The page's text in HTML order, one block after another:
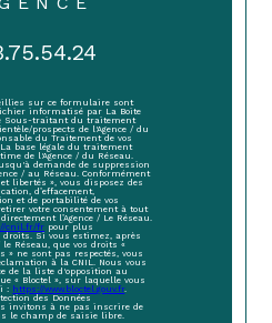
sur ce formulaire sont
informatisé par La Boite
Sous-traitant du traitement
prospects de l'Agence / du
du Traitement de vos
base légale du traitement
de l'Agence / du Réseau.
demande de suppression
/ au Réseau. Conformément
libertés », vous disposez des
d’effacement,
et de portabilité de vos
votre consentement à tout
l’Agence / Le Réseau.
cnil.fr/fr pour plus
Si vous estimez, après
le Réseau, que vos droits «
» ne sont pas respectés, vous
à la CNIL. Nous vous
de la liste d'opposition au
« Bloctel », sur laquelle vous
: https://www.bloctel.gouv.fr.
des Données
invitons à ne pas inscrire de
le champ de saisie libre.